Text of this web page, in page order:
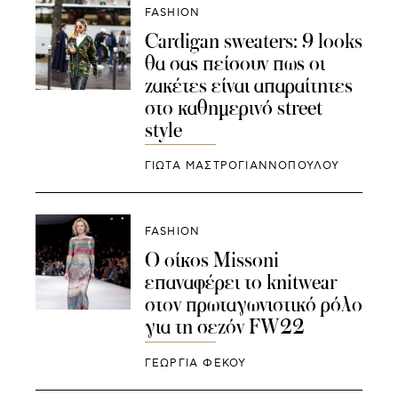
FASHION
Cardigan sweaters: 9 looks
θα σας πείσουν πως οι
ζακέτες είναι απαραίτητες
στο καθημερινό street
style
ΓΙΩΤΑ ΜΑΣΤΡΟΓΙΑΝΝΟΠΟΥΛΟΥ
FASHION
Ο οίκος Missoni
επαναφέρει το knitwear
στον πρωταγωνιστικό ρόλο
για τη σεζόν FW22
ΓΕΩΡΓΙΑ ΦΕΚΟΥ